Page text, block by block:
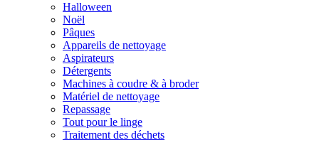
Halloween
Noël
Pâques
Appareils de nettoyage
Aspirateurs
Détergents
Machines à coudre & à broder
Matériel de nettoyage
Repassage
Tout pour le linge
Traitement des déchets